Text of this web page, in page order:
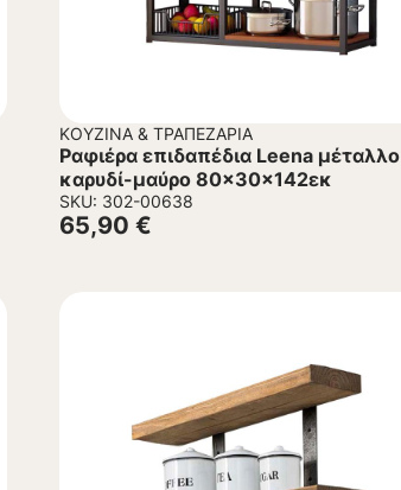
ΚΟΥΖΊΝΑ & ΤΡΑΠΕΖΑΡΊΑ
Ραφιέρα επιδαπέδια Leena μέταλλο
καρυδί-μαύρο 80x30x142εκ
SKU: 302-00638
65,90 €